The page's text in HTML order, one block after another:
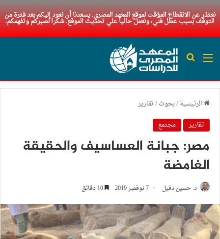
نعتذر عن الانقطاع المؤقت لموقع المعهد المصري. يسعدنا أن نعود إليكم بعد فترة من
التوقف بسبب عطل فني، ونعمل حاليا علي تحديث الموقع. شكرا لصبركم وتفهمكم.
القائمة بحث عن
الرئيسية/بحوث/تقارير
تقارير
مجتمع
مصر: جبانة العساسيف والحقيقة
الغامضة
د. حسين دقيل 7 نوفمبر 2019